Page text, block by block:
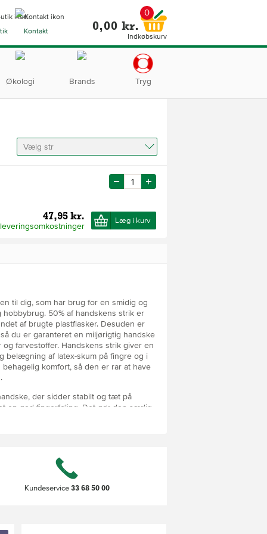
Kontakt
0
0,00 kr.
Indkøbskurv
Økologi Brands Tryg
Vælg str
47,95 kr. Læg i kurv
til dig, som har brug for en smidig og
50% af handskens strik er
af brugte plastflasker. Desuden er
du er garanteret en miljørigtig handske
farvestoffer. Handskens strik giver en
belægning af latex-skum på fingre og i
komfort, så den er rar at have
der sidder stabilt og tæt på
en god fingerføling. Det gør den særlig
materialer, arbejder i haven eller har
Kundeservice33 68 50 00